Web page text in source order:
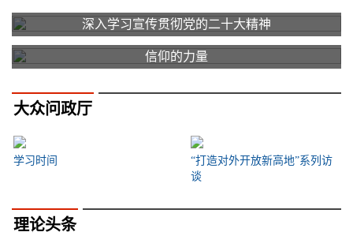
深入学习宣传贯彻党的二十大精神
信仰的力量
大众问政厅
学习时间
“打造对外开放新高地”系列访
谈
理论头条